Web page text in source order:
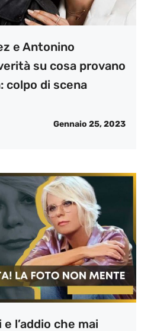
e Antonino
su cosa provano
colpo di scena
Gennaio 25, 2023
l’addio che mai